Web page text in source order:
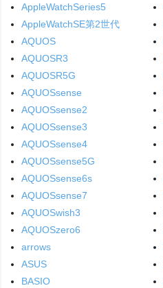
AppleWatchSeries5
AppleWatchSE第2世代
AQUOS
AQUOSR3
AQUOSR5G
AQUOSsense
AQUOSsense2
AQUOSsense3
AQUOSsense4
AQUOSsense5G
AQUOSsense6s
AQUOSsense7
AQUOSwish3
AQUOSzero6
arrows
ASUS
BASIO